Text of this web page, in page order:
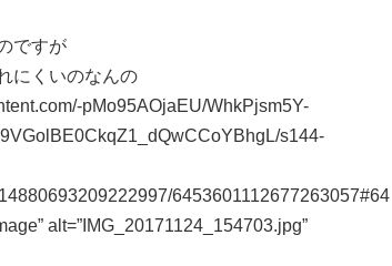
ですが
にくいのなんの
pMo95AOjaEU/WhkPjsm5Y-
s144-
6453601112677263057#64
alt=”IMG_20171124_154703.jpg”